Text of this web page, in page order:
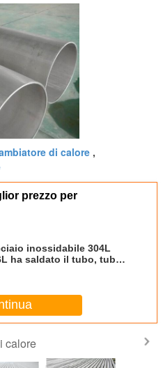
di calore ,
prezzo per
inossidabile 304L
ha saldato il tubo, tubi
calore